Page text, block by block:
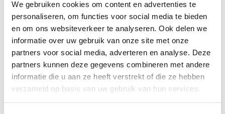
We gebruiken cookies om content en advertenties te
personaliseren, om functies voor social media te bieden
en om ons websiteverkeer te analyseren. Ook delen we
informatie over uw gebruik van onze site met onze
partners voor social media, adverteren en analyse. Deze
partners kunnen deze gegevens combineren met andere
informatie die u aan ze heeft verstrekt of die ze hebben
verzameld op basis van uw gebruik van hun services.
voordeur
. De infrezing in de deur wordt beschermd met
grondverf en de 3-puntsluiting gemonteerd.
* Krukbediende 3-puntsluiting(achterdeur)
Geschikt voor buitendeuren waarbij aan de buitenzijde en
binnenzijde eendeurkruk wordt gemonteerd. Krukbediende
sloten worden meestal geplaatst op een
achterdeur
of
balkondeur. De infrezing in de deur wordt beschermd met
grondverf en de 3-puntsluiting gemonteerd.